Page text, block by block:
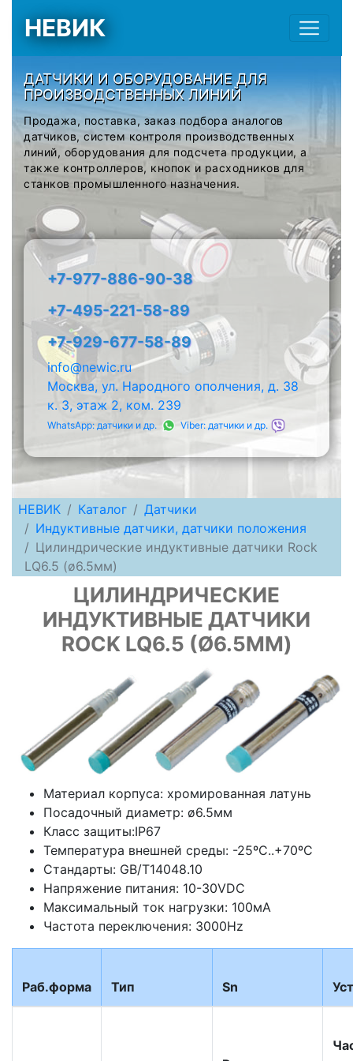
НЕВИК
ДАТЧИКИ И ОБОРУДОВАНИЕ ДЛЯ
ПРОИЗВОДСТВЕННЫХ ЛИНИЙ
Продажа, поставка, заказ подбора аналогов
датчиков, систем контроля производственных
линий, оборудования для подсчета продукции, а
также контроллеров, кнопок и расходников для
станков промышленного назначения.
+7-977-886-90-38
+7-495-221-58-89
+7-929-677-58-89
info@newic.ru
Москва, ул. Народного ополчения, д. 38
к. 3, этаж 2, ком. 239
WhatsApp: датчики и др. Viber: датчики и др.
НЕВИК Каталог
Датчики
Индуктивные датчики, датчики положения
Цилиндрические индуктивные датчики Rock
LQ6.5 (ø6.5мм)
ЦИЛИНДРИЧЕСКИЕ
ИНДУКТИВНЫЕ ДАТЧИКИ
ROCK LQ6.5 (Ø6.5ММ)
Материал корпуса: хромированная латунь
Посадочный диаметр: ø6.5мм
Класс защиты:IP67
Температура внешней среды: -25ºС..+70ºС
Стандарты: GB/T14048.10
Напряжение питания: 10-30VDC
Максимальный ток нагрузки: 100мА
Частота переключения: 3000Hz
Раб.форма Тип Sn